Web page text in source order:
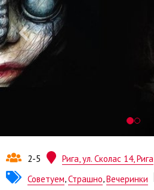
2-5 Рига, ул. Сколас 14, Рига
Советуем,Страшно,Вечеринки